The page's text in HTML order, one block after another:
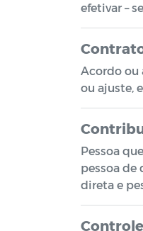
efetivar –
Acordo ou
ou ajuste,
Pessoa
pessoa de
direta e